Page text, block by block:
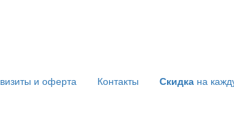
и оферта Контакты Скидка на